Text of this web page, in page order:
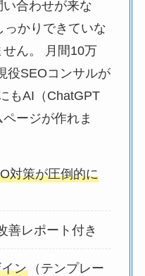
い合わせが来な
っかりできていな
ん。 月間10万
役SEOコンサルが
もAI（ChatGPT
ージが作れま
対策が圧倒的に
善レポート付き
ン
（テンプレー